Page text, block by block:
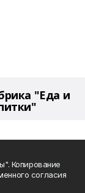
"Еда и
Копирование
согласия